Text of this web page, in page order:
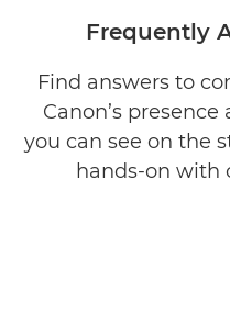
Frequently
Find answers to
Canon’s
you can see on the
hands-on with